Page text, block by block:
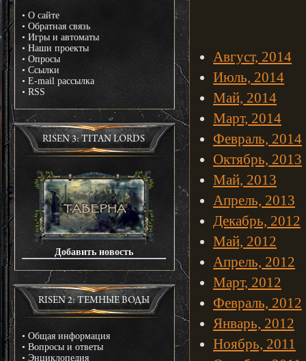
• О сайте
• Обратная связь
• Игры и автоматы
• Наши проекты
• Опросы
• Ссылки
• E-mail рассылка
• RSS
RISEN 3: TITAN LORDS
Добавить новость
RISEN 2: ТЕМНЫЕ ВОДЫ
• Общая информация
• Вопросы и ответы
• Энциклопедия
Август, 2014
Июль, 2014
Май, 2014
Март, 2014
Февраль, 2014
Октябрь, 2013
Май, 2013
Апрель, 2013
Декабрь, 2012
Май, 2012
Апрель, 2012
Март, 2012
Февраль, 2012
Январь, 2012
Ноябрь, 2011